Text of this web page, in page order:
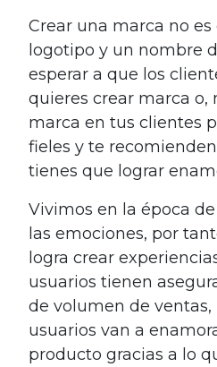
Crear una marca no es
logotipo y un nombre
esperar a que los
quieres crear marca o,
marca en tus clientes
fieles y te
tienes que lograr
Vivimos en la época
las emociones, por
logra crear
usuarios tienen
de volumen de ventas,
usuarios van a
producto gracias a lo